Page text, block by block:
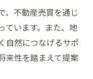
、不動産売買を通じ
ています。また、地
自然につなげるサポ
来性を踏まえて提案